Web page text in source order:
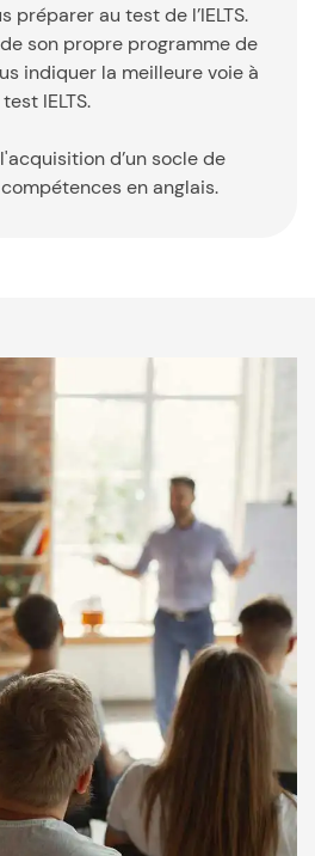
préparer au test de l’IELTS.
son propre programme de
indiquer la meilleure voie à
IELTS.
d’un socle de
en anglais.